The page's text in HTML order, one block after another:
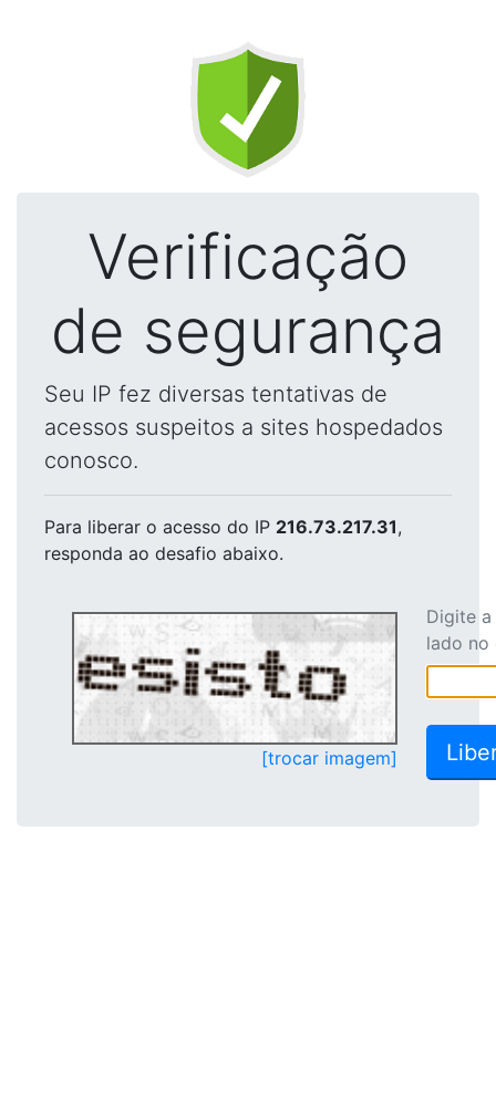
Verificação
de segurança
Seu IP fez diversas tentativas de
acessos suspeitos a sites hospedados
conosco.
Para liberar o acesso do IP 216.73.217.31,
responda ao desafio abaixo.
[trocar imagem]
Digite
lado no